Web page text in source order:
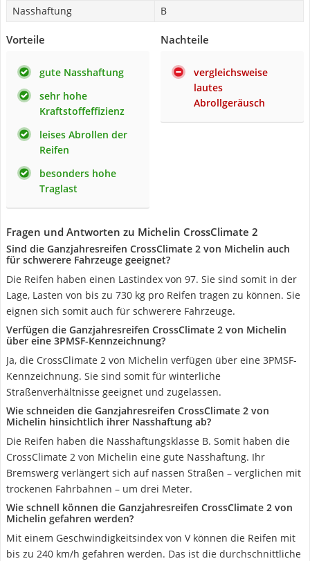
Nasshaftung B
Vorteile
gute Nasshaftung
sehr hohe
Kraftstoffeffizienz
leises Abrollen der
Reifen
besonders hohe
Traglast
Nachteile
vergleichsweise
lautes
Abrollgeräusch
Fragen und Antworten zu Michelin CrossClimate 2
Sind die Ganzjahresreifen CrossClimate 2 von Michelin auch
für schwerere Fahrzeuge geeignet?
Die Reifen haben einen Lastindex von 97. Sie sind somit in der
Lage, Lasten von bis zu 730 kg pro Reifen tragen zu können. Sie
eignen sich somit auch für schwerere Fahrzeuge.
Verfügen die Ganzjahresreifen CrossClimate 2 von Michelin
über eine 3PMSF-Kennzeichnung?
Ja, die CrossClimate 2 von Michelin verfügen über eine 3PMSF-
Kennzeichnung. Sie sind somit für winterliche
Straßenverhältnisse geeignet und zugelassen.
Wie schneiden die Ganzjahresreifen CrossClimate 2 von
Michelin hinsichtlich ihrer Nasshaftung ab?
Die Reifen haben die Nasshaftungsklasse B. Somit haben die
CrossClimate 2 von Michelin eine gute Nasshaftung. Ihr
Bremswerg verlängert sich auf nassen Straßen – verglichen mit
trockenen Fahrbahnen – um drei Meter.
Wie schnell können die Ganzjahresreifen CrossClimate 2 von
Michelin gefahren werden?
Mit einem Geschwindigkeitsindex von V können die Reifen mit
bis zu 240 km/h gefahren werden. Das ist die durchschnittliche